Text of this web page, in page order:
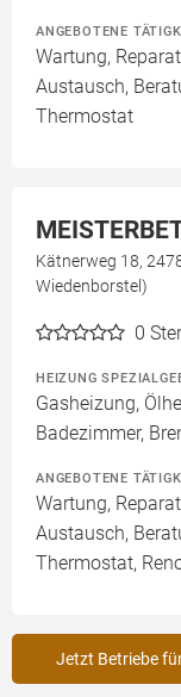
ANGEBOTENE
Wartung,
Austausch,
Thermostat
Kätnerweg 18,
Wiedenborstel)
0
HEIZUNG
Gasheizung,
Badezimmer,
ANGEBOTENE
Wartung,
Austausch,
Thermostat,
Jetzt Betriebe